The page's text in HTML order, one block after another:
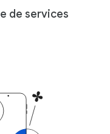
de services